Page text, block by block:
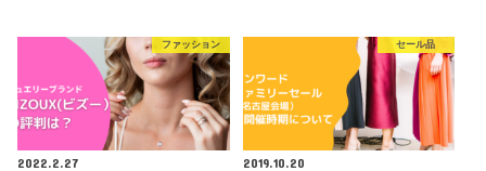
ファッション
2022.2.27
セール品
2019.10.20